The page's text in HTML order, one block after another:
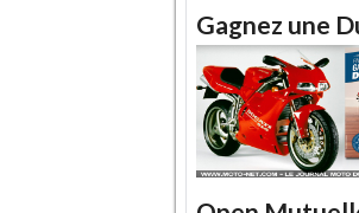
à
un
ami
Gagnez une